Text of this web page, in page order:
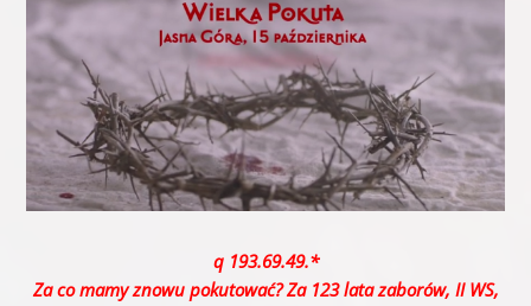
q 193.69.49.*
Za co mamy znowu pokutować? Za 123 lata zaborów, II WS,